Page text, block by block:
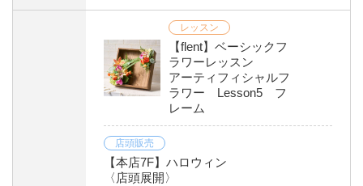
レッスン
【flent】ベーシックフ
ラワーレッスン
アーティフィシャルフ
ラワー Lesson5 フ
レーム
店頭販売
【本店7F】ハロウィン
〈店頭展開〉